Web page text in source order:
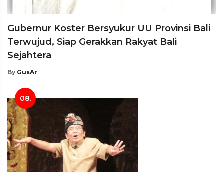
Gubernur Koster Bersyukur UU Provinsi Bali
Terwujud, Siap Gerakkan Rakyat Bali
Sejahtera
By GusAr
08.